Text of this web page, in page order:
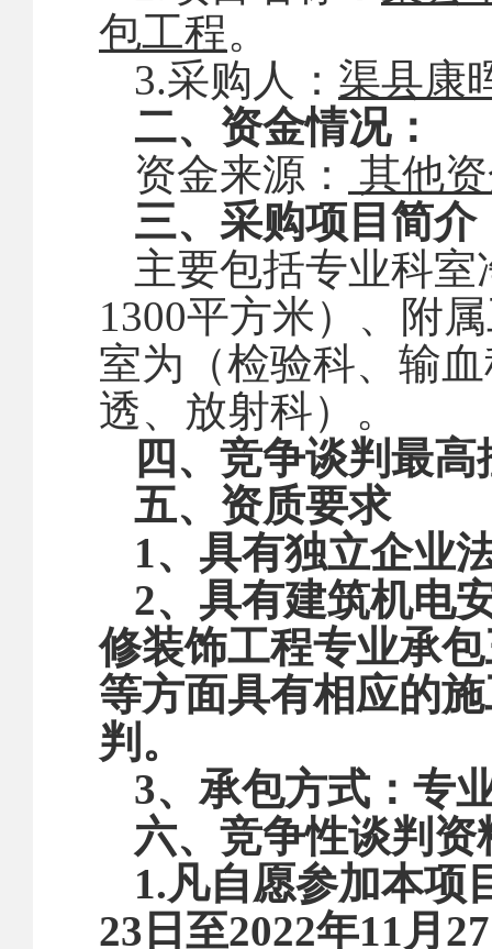
包工程。
3.采购人： 渠县康
二、资金情况：
资金来源：
其他
三、 采购项目简介
主要包括专业科室
1300平方米）、附
室为（检验科、输
透、放射科） 。
四、竞争谈判最
五、资质要求
1、具有独立企业
2、具有建筑机电
修装饰工程专业承
等方面具有相应的
判。
3、承包方式：专
六、竞争性谈判
1.凡自愿参加本项
23日至2022年11月